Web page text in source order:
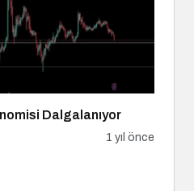
Dalgalanıyor
1 yıl önce